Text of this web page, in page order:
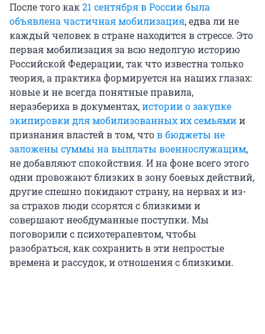
После того как21 сентября в России была
объявлена частичная мобилизация, едва ли не
каждый человек в стране находится в стрессе. Это
первая мобилизация за всю недолгую историю
Российской Федерации, так что известна только
теория, а практика формируется на наших глазах:
новые и не всегда понятные правила,
неразбериха в документах,истории о закупке
экипировки для мобилизованных их семьямии
признания властей в том, чтов бюджеты не
заложены суммы на выплаты военнослужащим,
не добавляют спокойствия. И на фоне всего этого
одни провожают близких в зону боевых действий,
другие спешно покидают страну, на нервах и из-
за страхов люди ссорятся с близкими и
совершают необдуманные поступки. Мы
поговорили с психотерапевтом, чтобы
разобраться, как сохранить в эти непростые
времена и рассудок, и отношения с близкими.